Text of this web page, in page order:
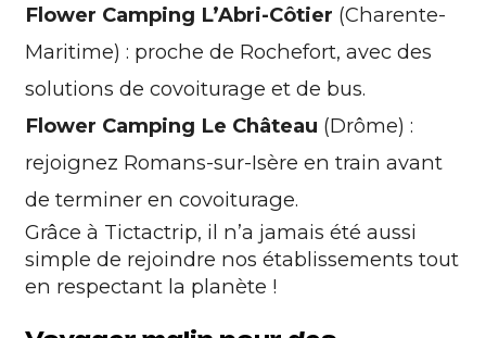
Flower Camping L’Abri-Côtier (Charente-
Maritime) : proche de Rochefort, avec des
solutions de covoiturage et de bus.
Flower Camping Le Château (Drôme) :
rejoignez Romans-sur-Isère en train avant
de terminer en covoiturage.
Grâce à Tictactrip, il n’a jamais été aussi
simple de rejoindre nos établissements tout
en respectant la planète !